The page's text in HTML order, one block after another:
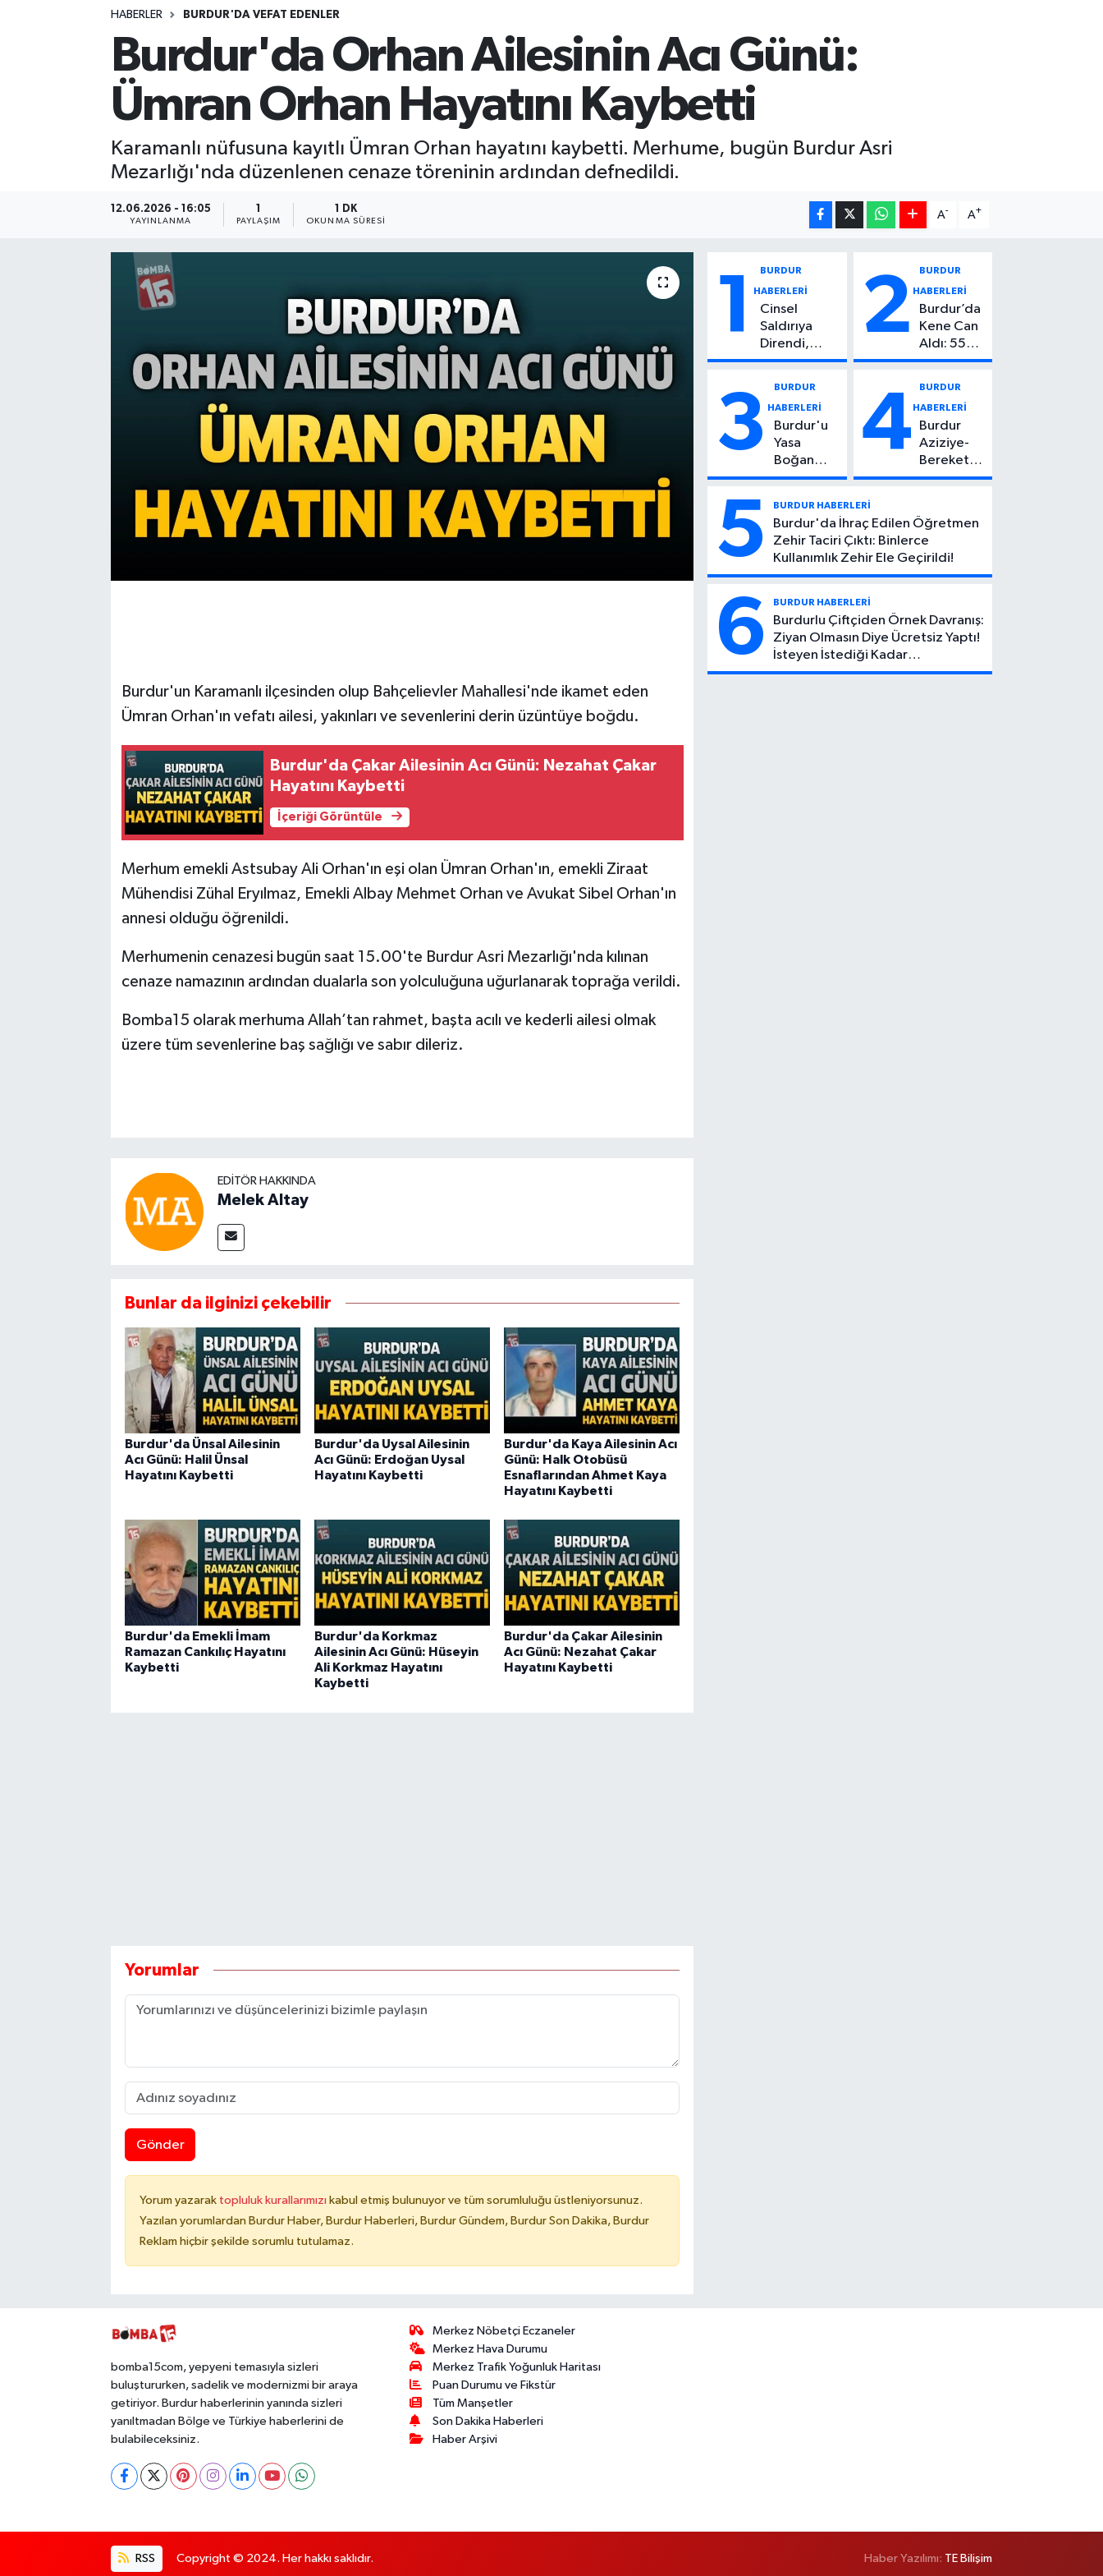
HABERLER BURDUR'DA VEFAT EDENLER
Burdur'da Orhan Ailesinin Acı Günü:
Ümran Orhan Hayatını Kaybetti
Karamanlı nüfusuna kayıtlı Ümran Orhan hayatını kaybetti. Merhume, bugün Burdur Asri
Mezarlığı'nda düzenlenen cenaze töreninin ardından defnedildi.
12.06.2026 - 16:05
YAYINLANMA PAYLAŞIM
1 DK
OKUNMA SÜRESI
A- A+
Burdur'un Karamanlı ilçesinden olup Bahçelievler Mahallesi'nde ikamet eden
Ümran Orhan'ın vefatı ailesi, yakınları ve sevenlerini derin üzüntüye boğdu.
Burdur'da Çakar Ailesinin Acı Günü: Nezahat Çakar
Hayatını Kaybetti
İçeriği Görüntüle
Merhum emekli Astsubay Ali Orhan'ın eşi olan Ümran Orhan'ın, emekli Ziraat
Mühendisi Zühal Eryılmaz, Emekli Albay Mehmet Orhan ve Avukat Sibel Orhan'ın
annesi olduğu öğrenildi.
Merhumenin cenazesi bugün saat 15.00'te Burdur Asri Mezarlığı'nda kılınan
cenaze namazının ardından dualarla son yolculuğuna uğurlanarak toprağa verildi.
Bomba15 olarak merhuma Allah’tan rahmet, başta acılı ve kederli ailesi olmak
üzere tüm sevenlerine baş sağlığı ve sabır dileriz.
EDITÖR HAKKINDA
Melek Altay
Bunlar da ilginizi çekebilir
Burdur'da Ünsal Ailesinin
Acı Günü: Halil Ünsal
Hayatını Kaybetti
Burdur'da Uysal Ailesinin
Acı Günü: Erdoğan Uysal
Hayatını Kaybetti
Burdur'da Kaya Ailesinin Acı
Günü: Halk Otobüsü
Esnaflarından Ahmet Kaya
Hayatını Kaybetti
Burdur'da Emekli İmam
Ramazan Cankılıç Hayatını
Kaybetti
Burdur'da Korkmaz
Ailesinin Acı Günü: Hüseyin
Ali Korkmaz Hayatını
Kaybetti
Burdur'da Çakar Ailesinin
Acı Günü: Nezahat Çakar
Hayatını Kaybetti
Yorumlar
Gönder
Yorum yazarak topluluk kurallarımızı kabul etmiş bulunuyor ve tüm sorumluluğu üstleniyorsunuz.
Yazılan yorumlardan Burdur Haber, Burdur Haberleri, Burdur Gündem, Burdur Son Dakika, Burdur
Reklam hiçbir şekilde sorumlu tutulamaz.
1 BURDUR
HABERLERİ
Cinsel
Saldırıya
Direndi,
Başından
Çocuktan
Kötü Haber!
2 BURDUR
HABERLERİ
Burdur’da
Kene Can
Aldı: 55
Yaşındaki
Kaybetti
3 BURDUR
HABERLERİ
Burdur'u
Yasa
Boğan
Ölüm:
Can Atıcı
Genç
Yaşta
Yaşamını
Yitirdi
4 BURDUR
HABERLERİ
Burdur
Aziziye-
Bereket
Köyü
Feci Kaza:
1 Ölü, 2
Yaralı
5 BURDUR HABERLERİ
Burdur'da İhraç Edilen Öğretmen
Zehir Taciri Çıktı: Binlerce
Kullanımlık Zehir Ele Geçirildi!
6 BURDUR HABERLERİ
Burdurlu Çiftçiden Örnek Davranış:
Ziyan Olmasın Diye Ücretsiz Yaptı!
İsteyen İstediği Kadar
Toplayabilecek
bomba15com, yepyeni temasıyla sizleri
buluştururken, sadelik ve modernizmi bir araya
getiriyor. Burdur haberlerinin yanında sizleri
yanıltmadan Bölge ve Türkiye haberlerini de
bulabileceksiniz.
Merkez Nöbetçi Eczaneler
Merkez Hava Durumu
Merkez Trafik Yoğunluk Haritası
Puan Durumu ve Fikstür
Tüm Manşetler
Son Dakika Haberleri
Haber Arşivi
RSS Copyright © 2024. Her hakkı saklıdır. Haber Yazılımı: TE Bilişim